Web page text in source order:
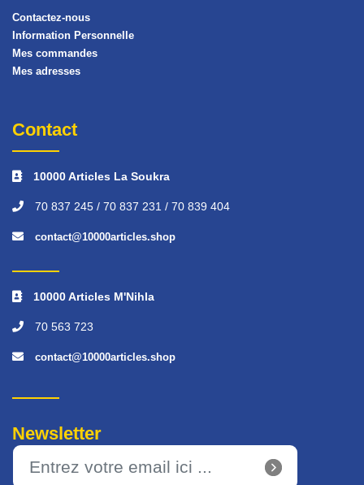
Contactez-nous
Information Personnelle
Mes commandes
Mes adresses
Contact
10000 Articles La Soukra
70 837 245 / 70 837 231 / 70 839 404
contact@10000articles.shop
10000 Articles M'Nihla
70 563 723
contact@10000articles.shop
Newsletter